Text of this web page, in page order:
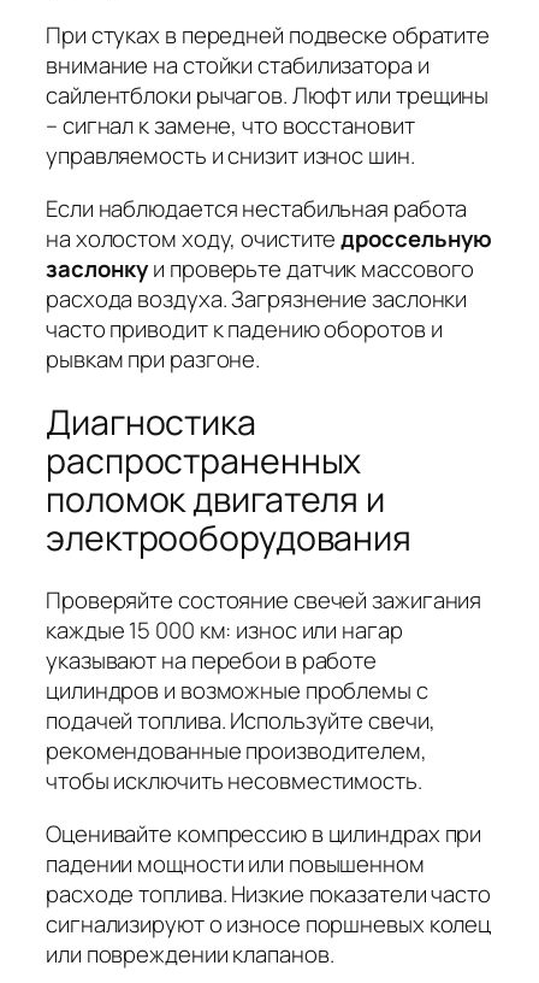
При стуках в передней подвеске обратите
внимание настойки стабилизатора и
сайлентблоки рычагов. Люфт или трещины
– сигнал к замене, что восстановит
управляемость и снизит износ шин.
Если наблюдается нестабильная работа
на холостом ходу, очиститедроссельную
заслонкуи проверьте датчик массового
расхода воздуха. Загрязнение заслонки
часто приводит к падению оборотов и
рывкам при разгоне.
Диагностика
распространенных
поломок двигателя и
электрооборудования
Проверяйте состояние свечей зажигания
каждые 15 000 км: износ или нагар
указывают на перебои в работе
цилиндров и возможные проблемы с
подачей топлива. Используйте свечи,
рекомендованные производителем,
чтобы исключить несовместимость.
Оценивайте компрессию в цилиндрах при
падении мощности или повышенном
расходе топлива. Низкие показатели часто
сигнализируют о износе поршневых колец
или повреждении клапанов.